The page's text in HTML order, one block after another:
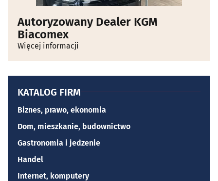
Autoryzowany Dealer KGM
Biacomex
Więcej informacji
KATALOG FIRM
Biznes, prawo, ekonomia
Dom, mieszkanie, budownictwo
Gastronomia i jedzenie
Handel
Internet, komputery